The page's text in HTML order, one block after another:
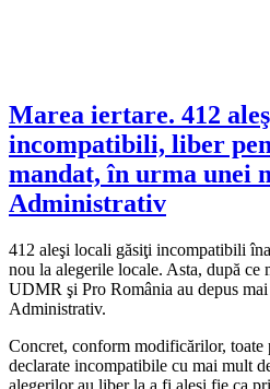
Marea iertare. 412
incompatibili, liber
mandat, în urma unei
Administrativ
412 aleşi locali găsiţi incompatibili
nou la alegerile locale. Asta, după ce
UDMR şi Pro România au depus
Administrativ.
Concret, conform modificărilor, toate
declarate incompatibile cu mai mult
alegerilor au liber la a fi aleşi fie ca